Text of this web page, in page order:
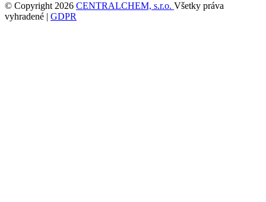
© Copyright 2026 CENTRALCHEM, s.r.o. Všetky práva
vyhradené | GDPR